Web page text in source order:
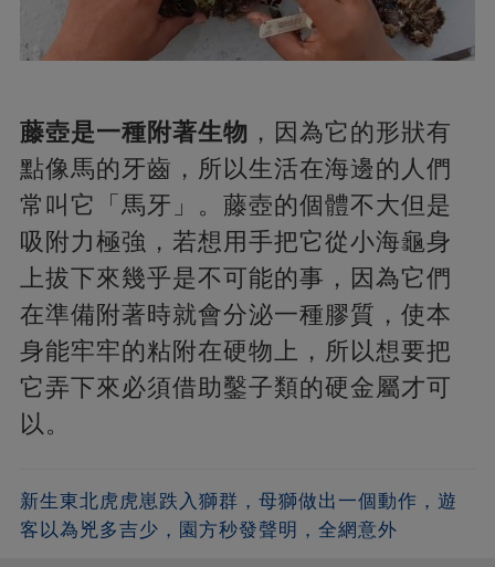
藤壺是一種附著生物 ，因為它的形狀有
點像馬的牙齒，所以生活在海邊的人們
常叫它「馬牙」。藤壺的個體不大但是
吸附力極強，若想用手把它從小海龜身
上拔下來幾乎是不可能的事，因為它們
在準備附著時就會分泌一種膠質，使本
身能牢牢的粘附在硬物上，所以想要把
它弄下來必須借助鑿子類的硬金屬才可
以。
新生東北虎虎崽跌入獅群，母獅做出一個動作，遊
客以為兇多吉少，園方秒發聲明，全網意外